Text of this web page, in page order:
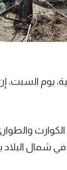
يوم السبت،
الكوارث